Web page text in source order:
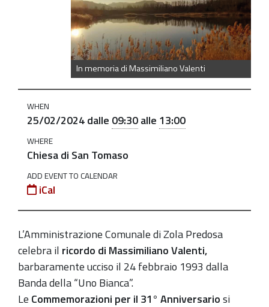
In memoria di Massimiliano Valenti
Massimiliano
2024-
02-
25T09:30:00+01:00
2024-
02-
25T13:00:00+01:00
Commemorazione
31°
dell'uccisione
di
Massimiliano
Valenti,
WHEN
25/02/2024dalle 09:30alle 13:00
WHERE
Chiesa di San Tomaso
ADD EVENT TO CALENDAR
iCal
L’Amministrazione Comunale di Zola Predosa
celebra il ricordo di Massimiliano Valenti,
barbaramente ucciso il 24 febbraio 1993 dalla
Banda della “Uno Bianca”.
Le Commemorazioni per il 31° Anniversariosi